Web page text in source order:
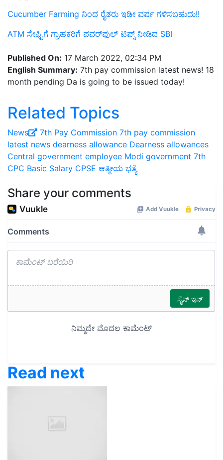
Cucumber Farming ನಿಂದ ರೈತರು ಇಡೀ ವರ್ಷ ಗಳಿಸಬಹುದು!!
ATM ಸೇಫ್ಟಿಗೆ ಗ್ರಾಹಕರಿಗೆ ಪವರ್‌ಫುಲ್‌ ಟಿಪ್ಸ್‌ ನೀಡಿದ SBI
Published On: 17 March 2022, 02:34 PM
English Summary: 7th pay commission latest news! 18
month pending Da is going to be issued today!
Related Topics
News 7th Pay Commission 7th pay commission
latest news dearness allowance Dearness allowances
Central government employee Modi government 7th
CPC Basic Salary CPSE ಆತ್ಮೀಯ ಭತ್ಯೆ
Share your comments
Read next